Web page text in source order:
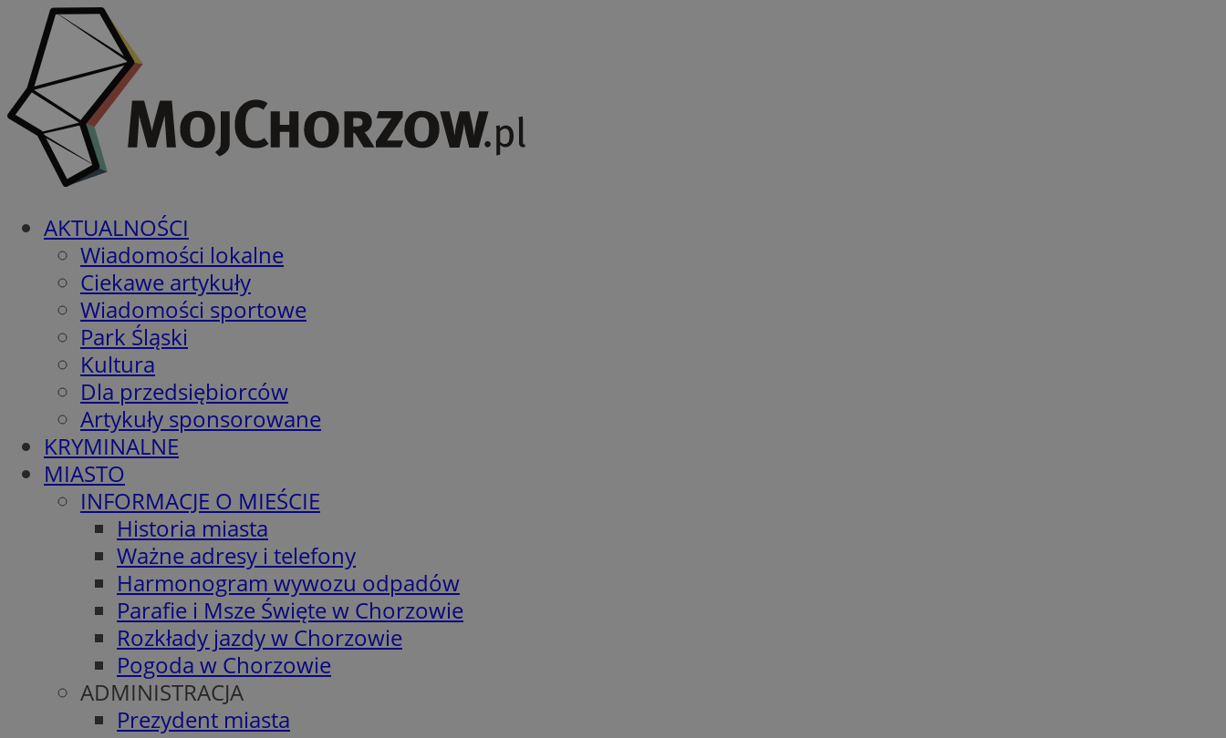
AKTUALNOŚCI
Wiadomości lokalne
Ciekawe artykuły
Wiadomości sportowe
Park Śląski
Kultura
Dla przedsiębiorców
Artykuły sponsorowane
KRYMINALNE
MIASTO
INFORMACJE O MIEŚCIE
Historia miasta
Ważne adresy i telefony
Harmonogram wywozu odpadów
Parafie i Msze Święte w Chorzowie
Rozkłady jazdy w Chorzowie
Pogoda w Chorzowie
ADMINISTRACJA
Prezydent miasta